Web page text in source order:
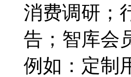
消费调研；
告；智库会
例如：定制